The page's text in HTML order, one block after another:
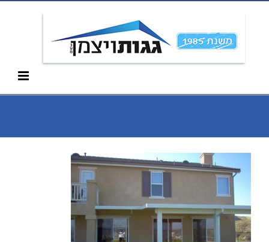
Skip
content